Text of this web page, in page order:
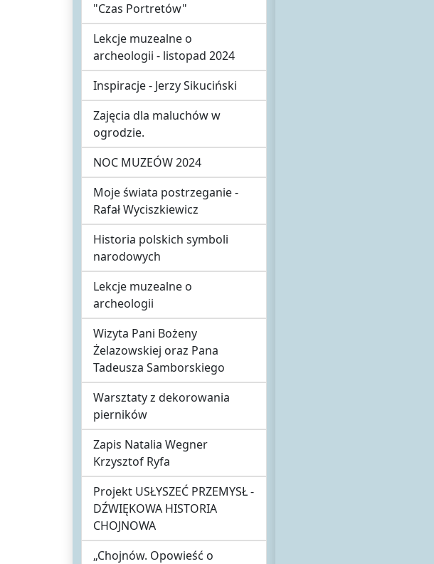
"Czas Portretów"
Lekcje muzealne o
archeologii - listopad 2024
Inspiracje - Jerzy Sikuciński
Zajęcia dla maluchów w
ogrodzie.
NOC MUZEÓW 2024
Moje świata postrzeganie -
Rafał Wyciszkiewicz
Historia polskich symboli
narodowych
Lekcje muzealne o
archeologii
Wizyta Pani Bożeny
Żelazowskiej oraz Pana
Tadeusza Samborskiego
Warsztaty z dekorowania
pierników
Zapis Natalia Wegner
Krzysztof Ryfa
Projekt USŁYSZEĆ PRZEMYSŁ -
DŹWIĘKOWA HISTORIA
CHOJNOWA
„Chojnów. Opowieść o